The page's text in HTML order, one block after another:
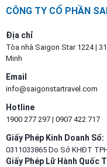
CÔNG TY CỔ PHẦN
Địa chỉ
Tòa nhà Saigon Star 1224 |
Minh
Email
info@saigonstartravel.com
Hotline
1900 277 297 | 0907 422 717
Giấy Phép Kinh Doanh Số:
0311033865 Do Sở KHĐT
Giấy Phép Lữ Hành Quốc